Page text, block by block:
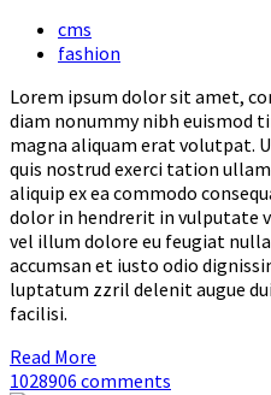
cms
fashion
Lorem ipsum dolor sit amet,
diam nonummy nibh euismod
magna aliquam erat volutpat.
quis nostrud exerci tation
aliquip ex ea commodo
dolor in hendrerit in vulputate
vel illum dolore eu feugiat
accumsan et iusto odio
luptatum zzril delenit augue
facilisi.
Read More
1028906 comments